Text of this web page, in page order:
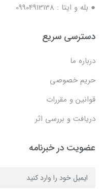
● بله و ایتا : 09904913138
دسترسی سریع
درباره ما
حریم خصوصی
قوانین و مقررات
دریافت و بررسی اثر
عضویت در خبرنامه